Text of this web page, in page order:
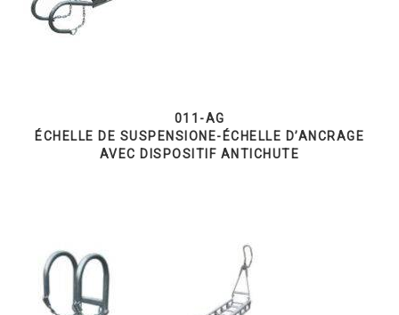
011-AG
ÉCHELLE DE SUSPENSIONE-ÉCHELLE D’ANCRAGE
AVEC DISPOSITIF ANTICHUTE